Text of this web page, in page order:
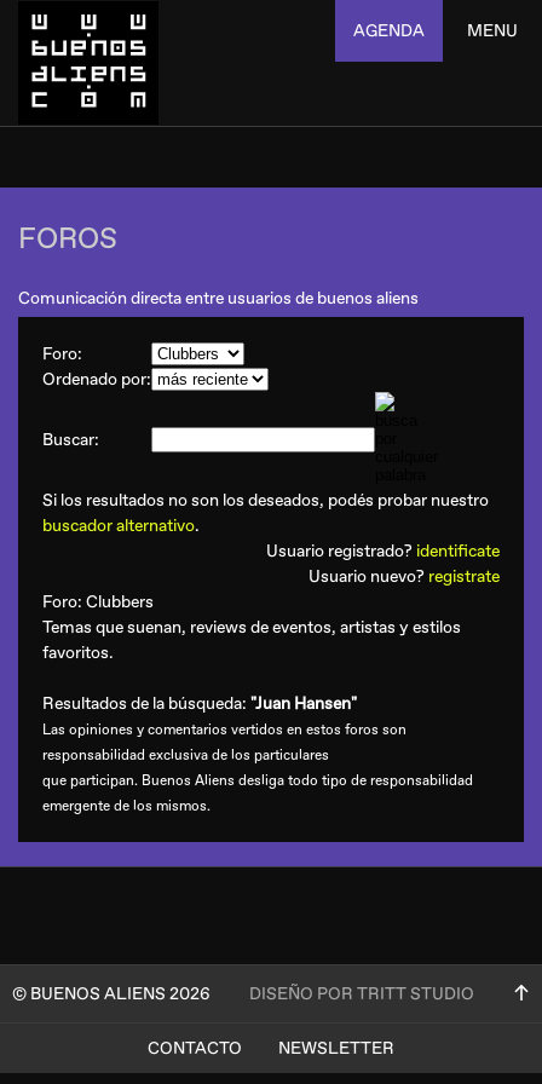
AGENDA MENU
FOROS
Comunicación directa entre usuarios de buenos aliens
Foro:
Ordenado por:
Buscar:
Si los resultados no son los deseados, podés probar nuestro
buscador alternativo.
Usuario registrado? identificate
Usuario nuevo? registrate
Foro: Clubbers
Temas que suenan, reviews de eventos, artistas y estilos
favoritos.
Resultados de la búsqueda: "Juan Hansen"
Las opiniones y comentarios vertidos en estos foros son
responsabilidad exclusiva de los particulares
que participan. Buenos Aliens desliga todo tipo de responsabilidad
emergente de los mismos.
© BUENOS ALIENS 2026 DISEÑO POR TRITT STUDIO
CONTACTO
NEWSLETTER